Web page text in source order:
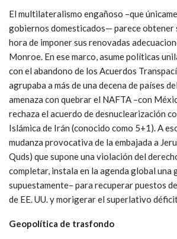
El multilateralismo engañoso –que
gobiernos domesticados— parece obtener
hora de imponer sus renovadas
Monroe. En ese marco, asume políticas
con el abandono de los Acuerdos
agrupaba a más de una decena de países
amenaza con quebrar el NAFTA –con
rechaza el acuerdo de desnuclearización
Islámica de Irán (conocido como 5+1). A
mudanza provocativa de la embajada a
Quds) que supone una violación del
completar, instala en la agenda global una
supuestamente– para recuperar puestos
de EE. UU. y morigerar el superlativo
Geopolítica de trasfondo